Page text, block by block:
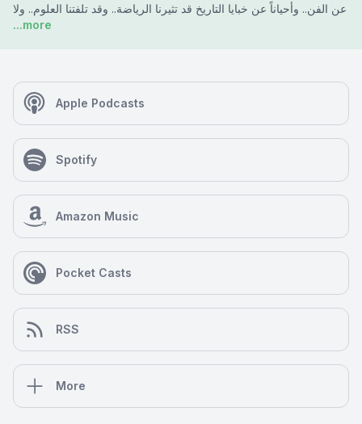
عن الفن.. وأحياناً عن خبايا التاريخ قد تثيرنا الرياضة.. وقد تلفتنا العلوم.. ولا
...more
Apple Podcasts
Spotify
Amazon Music
Pocket Casts
RSS
More